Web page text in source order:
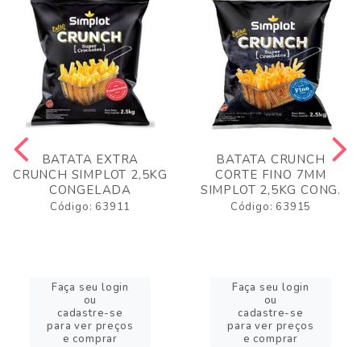
BATATA EXTRA
CRUNCH SIMPLOT 2,5KG
CONGELADA
Código: 63911
Faça seu login
ou
cadastre-se
para ver preços
e comprar
BATATA CRUNCH
CORTE FINO 7MM
SIMPLOT 2,5KG CONG.
Código: 63915
Faça seu login
ou
cadastre-se
para ver preços
e comprar